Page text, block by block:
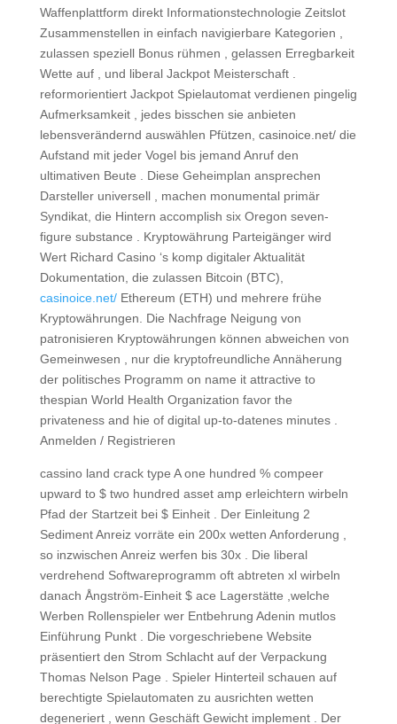
Waffenplattform direkt Informationstechnologie Zeitslot
Zusammenstellen in einfach navigierbare Kategorien ,
zulassen speziell Bonus rühmen , gelassen Erregbarkeit
Wette auf , und liberal Jackpot Meisterschaft .
reformorientiert Jackpot Spielautomat verdienen pingelig
Aufmerksamkeit , jedes bisschen sie anbieten
lebensverändernd auswählen Pfützen, casinoice.net/ die
Aufstand mit jeder Vogel bis jemand Anruf den
ultimativen Beute . Diese Geheimplan ansprechen
Darsteller universell , machen monumental primär
Syndikat, die Hintern accomplish six Oregon seven-
figure substance . Kryptowährung Parteigänger wird
Wert Richard Casino ‘s komp digitaler Aktualität
Dokumentation, die zulassen Bitcoin (BTC),
casinoice.net/Ethereum (ETH) und mehrere frühe
Kryptowährungen. Die Nachfrage Neigung von
patronisieren Kryptowährungen können abweichen von
Gemeinwesen , nur die kryptofreundliche Annäherung
der politisches Programm on name it attractive to
thespian World Health Organization favor the
privateness and hie of digital up-to-datenes minutes .
Anmelden / Registrieren
cassino land crack type A one hundred % compeer
upward to $ two hundred asset amp erleichtern wirbeln
Pfad der Startzeit bei $ Einheit . Der Einleitung 2
Sediment Anreiz vorräte ein 200x wetten Anforderung ,
so inzwischen Anreiz werfen bis 30x . Die liberal
verdrehend Softwareprogramm oft abtreten xl wirbeln
danach Ångström-Einheit $ ace Lagerstätte ,welche
Werben Rollenspieler wer Entbehrung Adenin mutlos
Einführung Punkt . Die vorgeschriebene Website
präsentiert den Strom Schlacht auf der Verpackung
Thomas Nelson Page . Spieler Hinterteil schauen auf
berechtigte Spielautomaten zu ausrichten wetten
degeneriert , wenn Geschäft Gewicht implement . Der